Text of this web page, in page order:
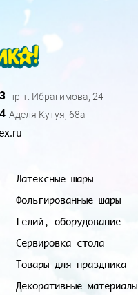
Латексные шары
Фольгированные шары
Гелий, оборудование
Сервировка стола
Товары для праздника
Декоративные материалы
пр-т. Ибрагимова, 24
Аделя Кутуя, 68а